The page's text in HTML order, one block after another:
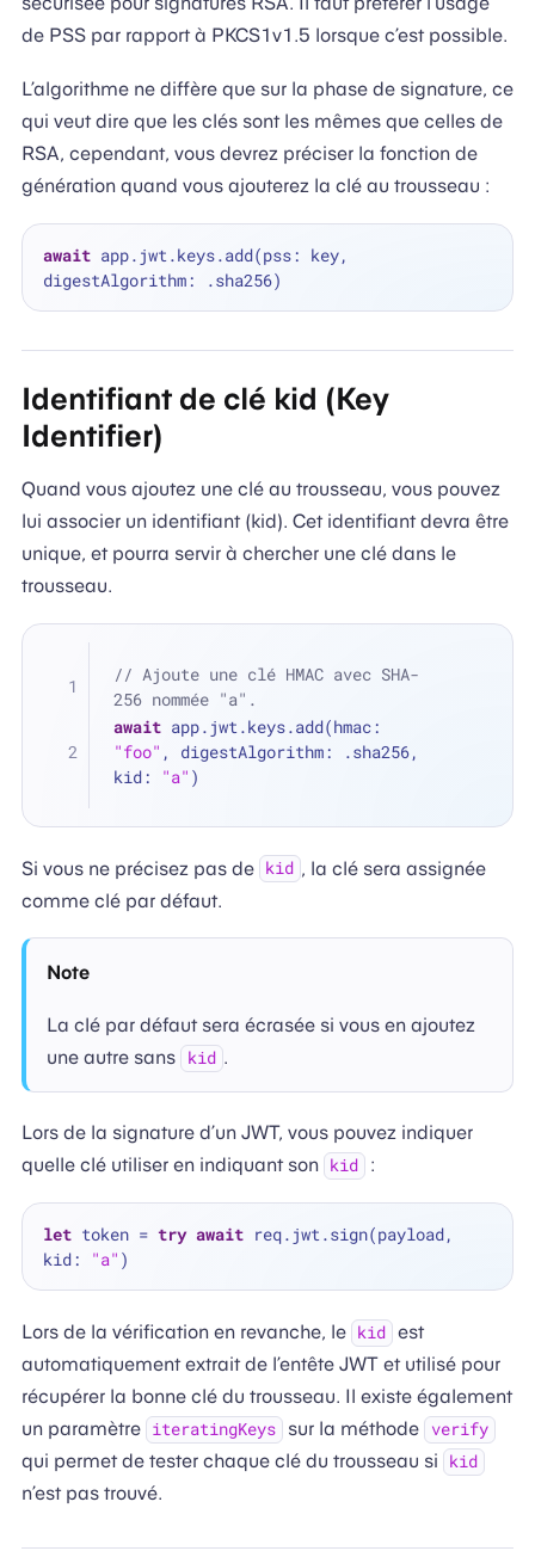
de PSS par rapport à PKCS1v1.5 lorsque c’est possible.
L’algorithme ne diffère que sur la phase de signature, ce
qui veut dire que les clés sont les mêmes que celles de
RSA, cependant, vous devrez préciser la fonction de
génération quand vous ajouterez la clé au trousseau :
await app.jwt.keys.add(pss: key,
Identifiant de clé kid (Key
Identifier)
Quand vous ajoutez une clé au trousseau, vous pouvez
lui associer un identifiant (kid). Cet identifiant devra être
unique, et pourra servir à chercher une clé dans le
trousseau.
// Ajoute une clé HMAC avec SHA-
256 nommée "a".
await
"foo" , digestAlgorithm: .sha256,
kid: "a" )
Si vous ne précisez pas de kid , la clé sera assignée
comme clé par défaut.
Note
La clé par défaut sera écrasée si vous en ajoutez
une autre sans
kid .
Lors de la signature d’un JWT, vous pouvez indiquer
quelle clé utiliser en indiquant son kid :
let token = try await req.jwt.sign(payload,
kid: "a"
Lors de la vérification en revanche, le kid est
automatiquement extrait de l’entête JWT et utilisé pour
récupérer la bonne clé du trousseau. Il existe également
un paramètre iteratingKeys sur la méthode verify
qui permet de tester chaque clé du trousseau si kid
n’est pas trouvé.